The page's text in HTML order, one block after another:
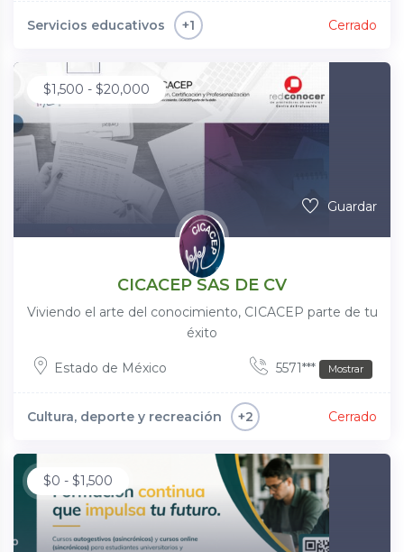
Servicios educativos +1 Cerrado
$1,500 - $20,000
Guardar
CICACEP SAS DE CV
Viviendo el arte del conocimiento, CICACEP parte de tu
éxito
Estado de México 5571*** Mostrar
Cultura, deporte y recreación +2 Cerrado
$0 - $1,500